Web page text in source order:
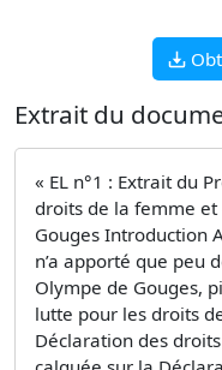
Extrait du
« EL n°1 : Extrait du
droits de la femme et
Gouges Introduction
n’a apporté que peu
Olympe de Gouges,
lutte pour les droits
Déclaration des